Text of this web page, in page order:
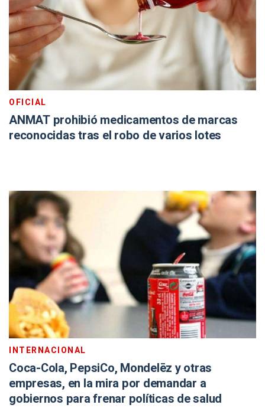
OFICIAL
ANMAT prohibió medicamentos de marcas
reconocidas tras el robo de varios lotes
INTERNACIONAL
Coca-Cola, PepsiCo, Mondelēz y otras
empresas, en la mira por demandar a
gobiernos para frenar políticas de salud